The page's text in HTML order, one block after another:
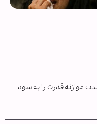
موازنه قدرت را به سود